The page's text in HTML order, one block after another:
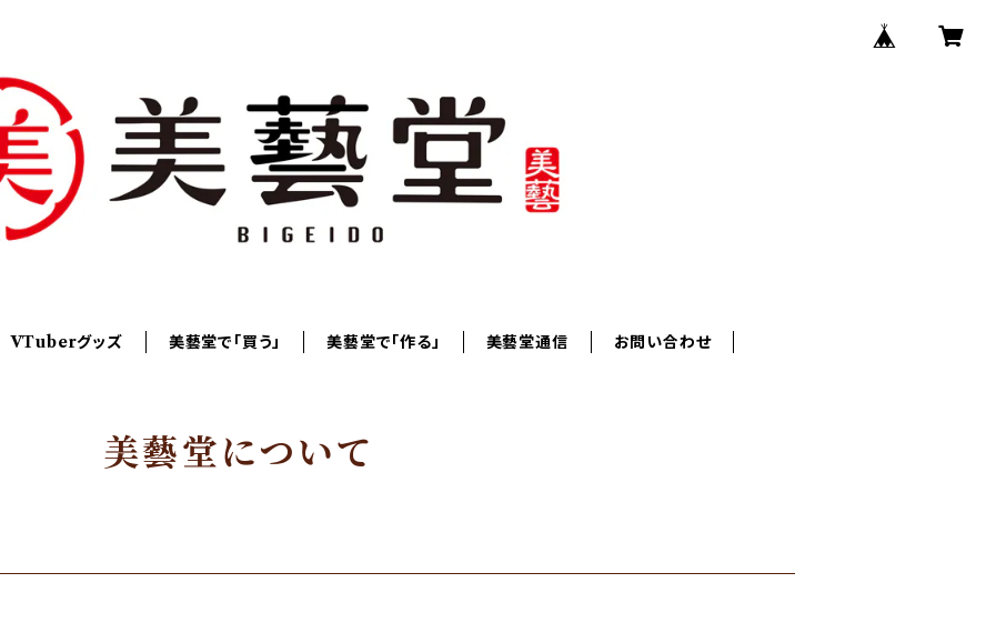
VTuberグッズ 美藝堂で「買う」 美藝堂で「作る」 美藝堂通信 お問い合わせ
美藝堂について